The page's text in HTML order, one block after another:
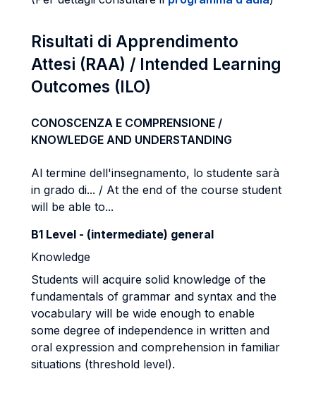
Risultati di Apprendimento
Attesi (RAA) / Intended Learning
Outcomes (ILO)
CONOSCENZA E COMPRENSIONE /
KNOWLEDGE AND UNDERSTANDING
Al termine dell'insegnamento, lo studente sarà
in grado di... / At the end of the course student
will be able to...
B1 Level - (intermediate) general
Knowledge
Students will acquire solid knowledge of the
fundamentals of grammar and syntax and the
vocabulary will be wide enough to enable
some degree of independence in written and
oral expression and comprehension in familiar
situations (threshold level).